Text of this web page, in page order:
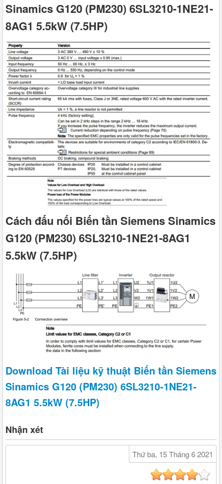
Sinamics G120 (PM230) 6SL3210-1NE21-
8AG1 5.5kW (7.5HP)
Cách đấu nối Biến tần Siemens Sinamics
G120 (PM230) 6SL3210-1NE21-8AG1
5.5kW (7.5HP)
Download Tài liệu kỹ thuật Biến tần Siemens
Sinamics G120 (PM230) 6SL3210-1NE21-
8AG1 5.5kW (7.5HP)
Nhận xét
Thứ ba, 15 Tháng 6 2021